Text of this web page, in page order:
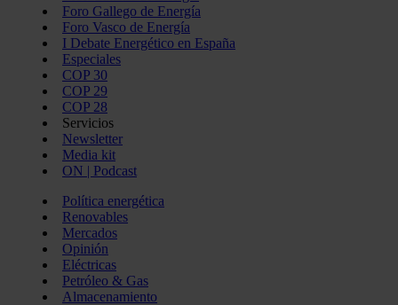
Foro Gallego de Energía
Foro Vasco de Energía
I Debate Energético en España
Especiales
COP 30
COP 29
COP 28
Servicios
Newsletter
Media kit
ON | Podcast
Política energética
Renovables
Mercados
Opinión
Eléctricas
Petróleo & Gas
Almacenamiento